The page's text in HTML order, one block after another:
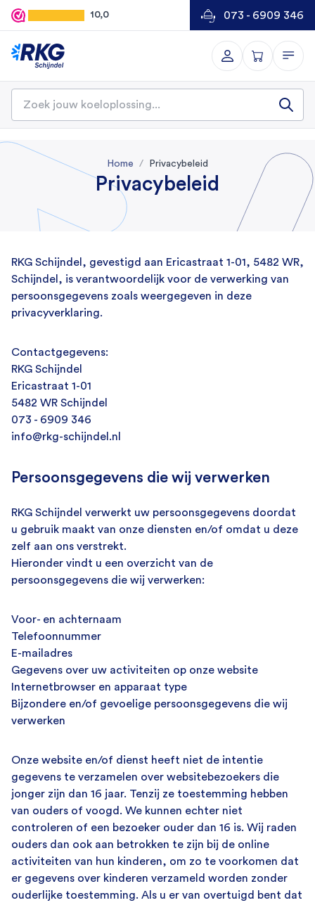
10,0 073 - 6909 346
Home Privacybeleid
Privacybeleid
RKG Schijndel, gevestigd aan Ericastraat 1-01, 5482 WR,
Schijndel, is verantwoordelijk voor de verwerking van
persoonsgegevens zoals weergegeven in deze
privacyverklaring.
Contactgegevens:
RKG Schijndel
Ericastraat 1-01
5482 WR Schijndel
073 - 6909 346
info@rkg-schijndel.nl
Persoonsgegevens die wij verwerken
RKG Schijndel verwerkt uw persoonsgegevens doordat
u gebruik maakt van onze diensten en/of omdat u deze
zelf aan ons verstrekt.
Hieronder vindt u een overzicht van de
persoonsgegevens die wij verwerken:
Voor- en achternaam
Telefoonnummer
E-mailadres
Gegevens over uw activiteiten op onze website
Internetbrowser en apparaat type
Bijzondere en/of gevoelige persoonsgegevens die wij
verwerken
Onze website en/of dienst heeft niet de intentie
gegevens te verzamelen over websitebezoekers die
jonger zijn dan 16 jaar. Tenzij ze toestemming hebben
van ouders of voogd. We kunnen echter niet
controleren of een bezoeker ouder dan 16 is. Wij raden
ouders dan ook aan betrokken te zijn bij de online
activiteiten van hun kinderen, om zo te voorkomen dat
er gegevens over kinderen verzameld worden zonder
ouderlijke toestemming. Als u er van overtuigd bent dat